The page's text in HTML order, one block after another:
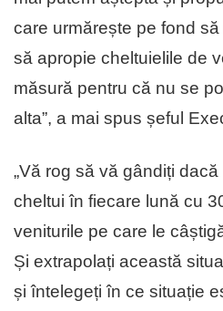
care urmărește pe fond
să apropie cheltuielile de
măsură pentru că nu se
alta”, a mai spus șeful
„Vă rog să vă gândiți
cheltui în fiecare lună cu
veniturile pe care le
Și extrapolați această
și întelegeți în ce situație